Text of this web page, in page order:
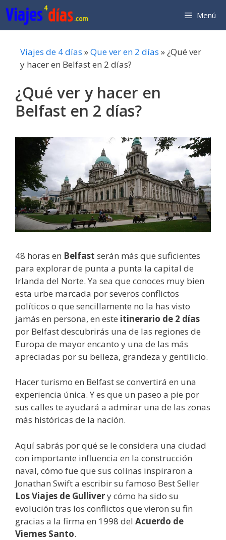
Saltar
al
contenido
Menú
Viajes de 4 días »Que ver en 2 días »¿Qué ver
y hacer en Belfast en 2 días?
¿Qué ver y hacer en
Belfast en 2 días?
48 horas en Belfast serán más que suficientes
para explorar de punta a punta la capital de
Irlanda del Norte. Ya sea que conoces muy bien
esta urbe marcada por severos conflictos
políticos o que sencillamente no la has visto
jamás en persona, en este itinerario de 2 días
por Belfast descubrirás una de las regiones de
Europa de mayor encanto y una de las más
apreciadas por su belleza, grandeza y gentilicio.
Hacer turismo en Belfast se convertirá en una
experiencia única. Y es que un paseo a pie por
sus calles te ayudará a admirar una de las zonas
más históricas de la nación.
Aquí sabrás por qué se le considera una ciudad
con importante influencia en la construcción
naval, cómo fue que sus colinas inspiraron a
Jonathan Swift a escribir su famoso Best Seller
Los Viajes de Gullivery cómo ha sido su
evolución tras los conflictos que vieron su fin
gracias a la firma en 1998 del Acuerdo de
Viernes Santo.